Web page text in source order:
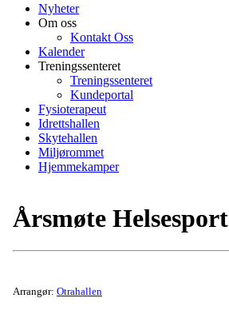
Nyheter
Om oss
Kontakt Oss
Kalender
Treningssenteret
Treningssenteret
Kundeportal
Fysioterapeut
Idrettshallen
Skytehallen
Miljørommet
Hjemmekamper
Årsmøte Helsesport
Arrangør: Otrahallen